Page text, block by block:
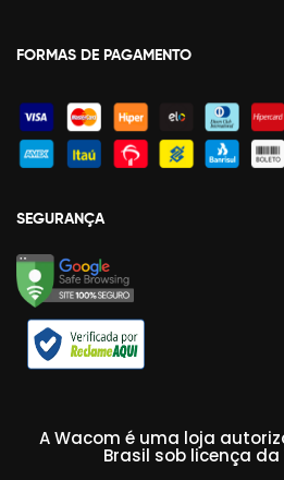
FORMAS DE PAGAMENTO
SEGURANÇA
A Wacom é uma loja
Brasil sob licença da